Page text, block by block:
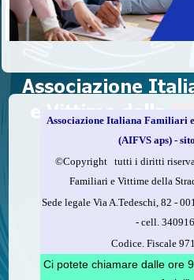
C'è un modo di contribuire alle
delle vittime della strada e per dare
loro familiari che non costa nulla:
propria dichiarazione dei redditi
Compila la scheda CUD o del
Firma nel riquadro indicato come
organizzazioni non lucrative di utilità
Indica nel riquadro il codice
97184320584
Associazione Italiana Familiari
(AIFVS aps) -
©​Copyright tutti i diritti
Familiari e Vittime della
Sede legale Via A.Tedeschi, 82 -
-cell.
Codice. Fiscale
Ci potete chiamare dalle ore